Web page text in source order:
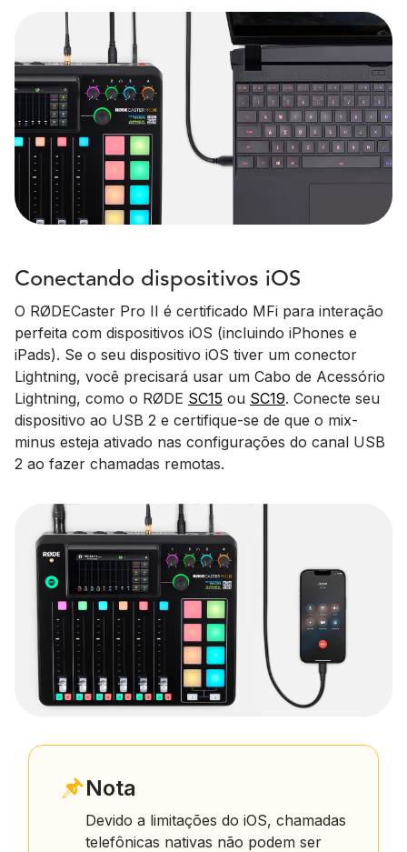
Conectando dispositivos iOS
O RØDECaster Pro II é certificado MFi para interação
perfeita com dispositivos iOS (incluindo iPhones e
iPads). Se o seu dispositivo iOS tiver um conector
Lightning, você precisará usar um Cabo de Acessório
Lightning, como o RØDE SC15 ou SC19. Conecte seu
dispositivo ao USB 2 e certifique-se de que o mix-
minus esteja ativado nas configurações do canal USB
2 ao fazer chamadas remotas.
Nota
Devido a limitações do iOS, chamadas
telefônicas nativas não podem ser